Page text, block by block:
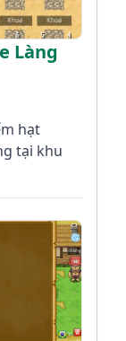
Làng
hạt
tại khu